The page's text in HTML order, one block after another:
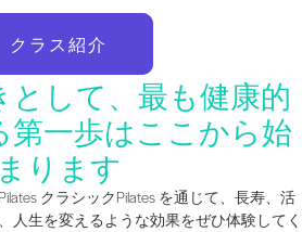
クラス紹介
として、最も健康的
第一歩はここから始
まります
クラシックPilates を通じて、長寿、活
人生を変えるような効果をぜひ体験してく